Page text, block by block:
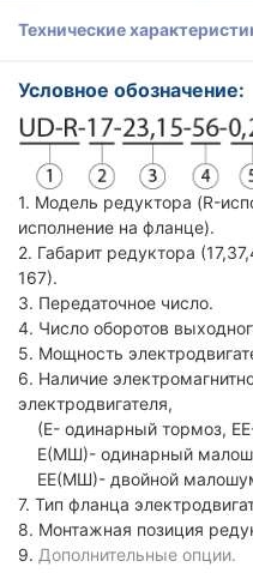
Технические
Условное обозначение:
1. Модель редуктора (R-
исполнение на фланце).
2. Габарит редуктора
167).
3. Передаточное число.
4. Число оборотов
5. Мощность
6. Наличие
электродвигателя,
(Е- одинарный тормоз,
Е(МШ)- одинарный
ЕЕ(МШ)- двойной
7. Тип фланца
8. Монтажная позиция
9. Дополнительные опции.